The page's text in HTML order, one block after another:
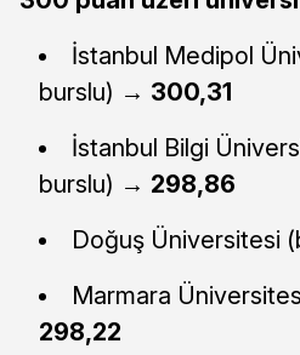
İstanbul Medipol
burslu) → 300,31
İstanbul Bilgi
burslu) → 298,86
Doğuş Üniversitesi
Marmara
298,22